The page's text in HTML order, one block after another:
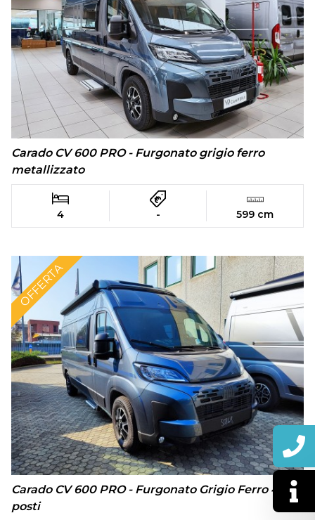
Carado CV 600 PRO - Furgonato grigio ferro
metallizzato
4 - 599 cm
OFFERTA
Carado CV 600 PRO - Furgonato Grigio Ferro 4
posti